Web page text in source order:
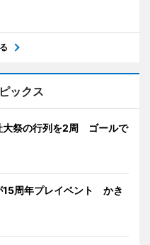
ックス
大祭の行列を2周 ゴールで
15周年プレイベント かき